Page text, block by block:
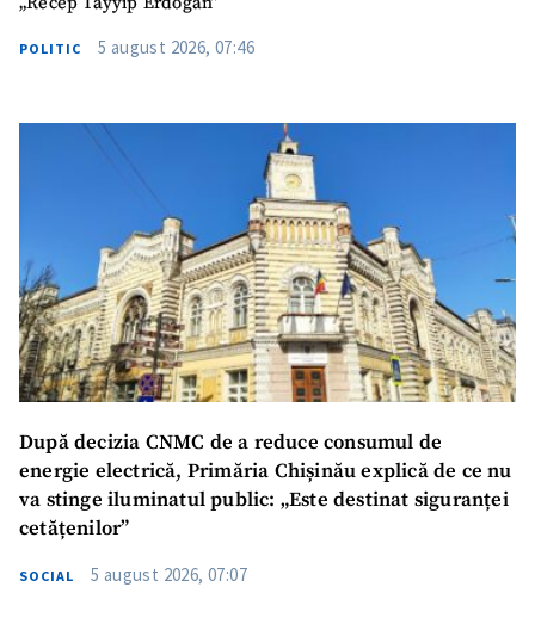
POLITIC 5 august 2026, 07:46
După decizia CNMC de a reduce consumul de
energie electrică, Primăria Chișinău explică de ce nu
va stinge iluminatul public: „Este destinat siguranței
cetățenilor”
SOCIAL 5 august 2026, 07:07